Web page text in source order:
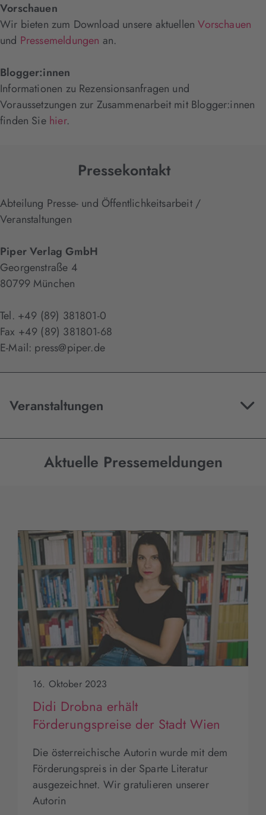
Vorschauen
Wir bieten zum Download unsere aktuellenVorschauen
und Pressemeldungen an.
Blogger:innen
Informationen zu Rezensionsanfragen und
Voraussetzungen zur Zusammenarbeit mit Blogger:innen
finden Sie hier.
Pressekontakt
Abteilung Presse- und Öffentlichkeitsarbeit /
Veranstaltungen
Piper Verlag GmbH
Georgenstraße 4
80799 München
Tel. +49 (89) 381801-0
Fax +49 (89) 381801-68
E-Mail: press@piper.de
Veranstaltungen
Aktuelle Pressemeldungen
16. Oktober 2023
Didi Drobna erhält
Förderungspreise der Stadt Wien
Die österreichische Autorin wurde mit dem
Förderungspreis in der Sparte Literatur
ausgezeichnet. Wir gratulieren unserer
Autorin